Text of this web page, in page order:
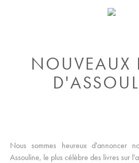
NOUVEAUX
Nous sommes heureux d'annoncer
Assouline, le plus célèbre des livres sur